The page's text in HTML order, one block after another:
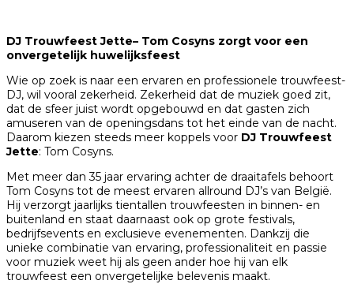
DJ Trouwfeest Jette– Tom Cosyns zorgt voor een
onvergetelijk huwelijksfeest
Wie op zoek is naar een ervaren en professionele trouwfeest-
DJ, wil vooral zekerheid. Zekerheid dat de muziek goed zit,
dat de sfeer juist wordt opgebouwd en dat gasten zich
amuseren van de openingsdans tot het einde van de nacht.
Daarom kiezen steeds meer koppels voor DJ Trouwfeest
Jette: Tom Cosyns.
Met meer dan 35 jaar ervaring achter de draaitafels behoort
Tom Cosyns tot de meest ervaren allround DJ’s van België.
Hij verzorgt jaarlijks tientallen trouwfeesten in binnen- en
buitenland en staat daarnaast ook op grote festivals,
bedrijfsevents en exclusieve evenementen. Dankzij die
unieke combinatie van ervaring, professionaliteit en passie
voor muziek weet hij als geen ander hoe hij van elk
trouwfeest een onvergetelijke belevenis maakt.